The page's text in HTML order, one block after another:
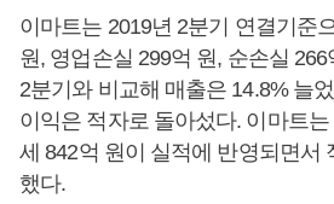
이마트는 2019년 2분기 연결기준
원, 영업손실 299억 원, 순손실
2분기와 비교해 매출은 14.8% 늘
이익은 적자로 돌아섰다. 이마트는
세 842억 원이 실적에 반영되면서
했다.